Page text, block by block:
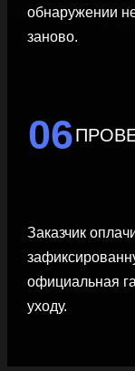
обнаружении
заново.
06
Заказчик
официальная
уходу.